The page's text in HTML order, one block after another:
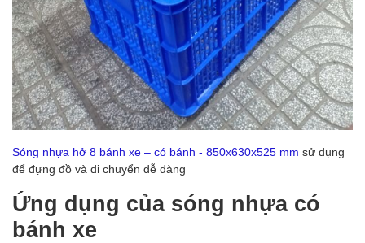
Sóng nhựa hở 8 bánh xe – có bánh - 850x630x525 mm sử dụng
để đựng đồ và di chuyển dễ dàng
Ứng dụng của sóng nhựa có
bánh xe